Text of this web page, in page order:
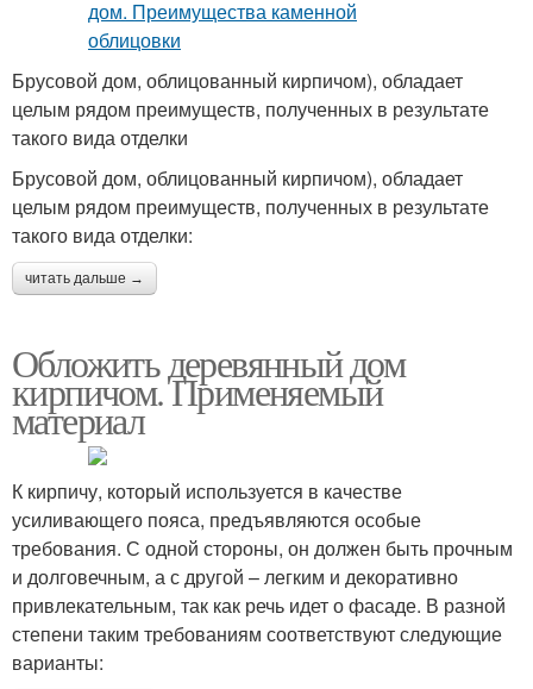
Брусовой дом, облицованный кирпичом), обладает
целым рядом преимуществ, полученных в результате
такого вида отделки
Брусовой дом, облицованный кирпичом), обладает
целым рядом преимуществ, полученных в результате
такого вида отделки:
читать дальше →
Обложить деревянный дом
кирпичом. Применяемый
материал
К кирпичу, который используется в качестве
усиливающего пояса, предъявляются особые
требования. С одной стороны, он должен быть прочным
и долговечным, а с другой – легким и декоративно
привлекательным, так как речь идет о фасаде. В разной
степени таким требованиям соответствуют следующие
варианты: